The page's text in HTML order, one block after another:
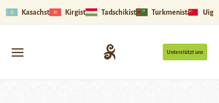
Kasachstan Kirgistan Tadschikistan Turkmenistan
Unterstützt uns